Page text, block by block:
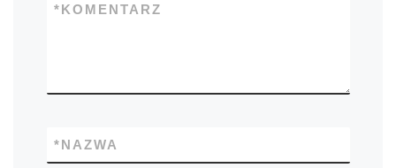
KOMENTARZ
*
NAZWA
*